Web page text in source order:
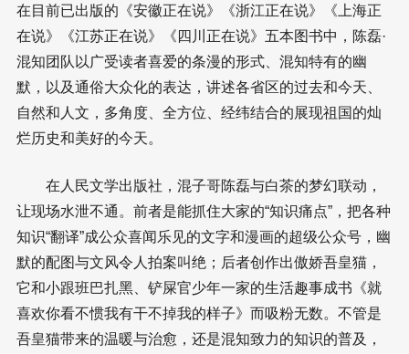
在目前已出版的《安徽正在说》《浙江正在说》《上海正
在说》《江苏正在说》《四川正在说》五本图书中，陈磊·
混知团队以广受读者喜爱的条漫的形式、混知特有的幽
默，以及通俗大众化的表达，讲述各省区的过去和今天、
自然和人文，多角度、全方位、经纬结合的展现祖国的灿
烂历史和美好的今天。
在人民文学出版社，混子哥陈磊与白茶的梦幻联动，
让现场水泄不通。前者是能抓住大家的“知识痛点”，把各种
知识“翻译”成公众喜闻乐见的文字和漫画的超级公众号，幽
默的配图与文风令人拍案叫绝；后者创作出傲娇吾皇猫，
它和小跟班巴扎黑、铲屎官少年一家的生活趣事成书《就
喜欢你看不惯我有干不掉我的样子》而吸粉无数。不管是
吾皇猫带来的温暖与治愈，还是混知致力的知识的普及，